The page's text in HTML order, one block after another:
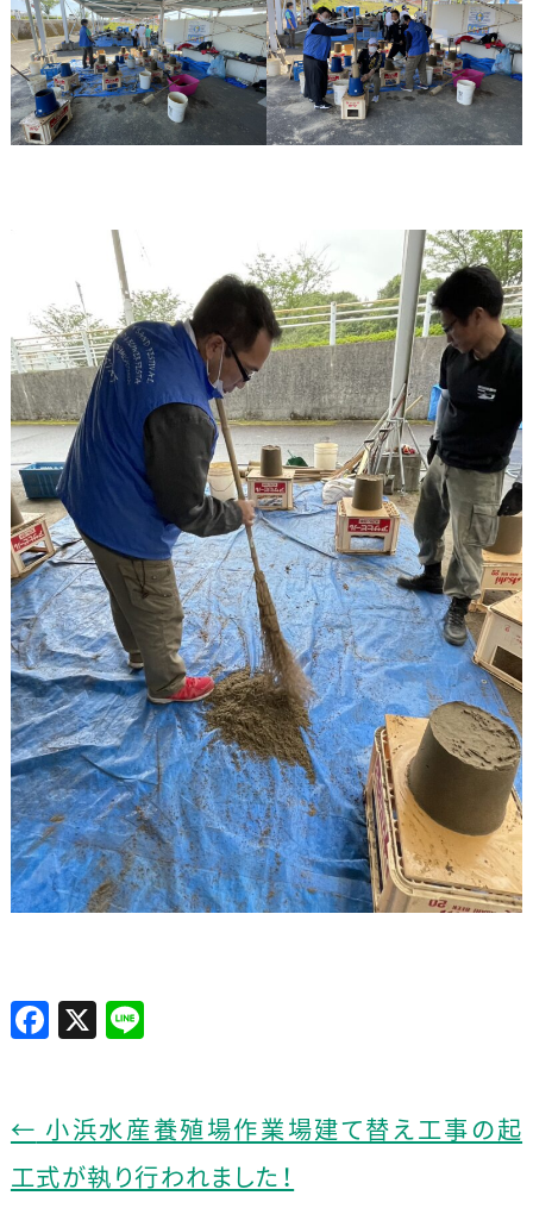
F
a
e
b
o
X Li
← 小浜水産養殖場作業場建て替え工事の起
工式が執り行われました！